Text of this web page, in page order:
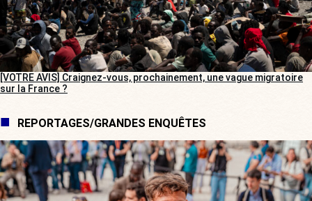
[VOTRE AVIS] Craignez-vous, prochainement, une vague migratoire
sur la France ?
REPORTAGES/GRANDES ENQUÊTES